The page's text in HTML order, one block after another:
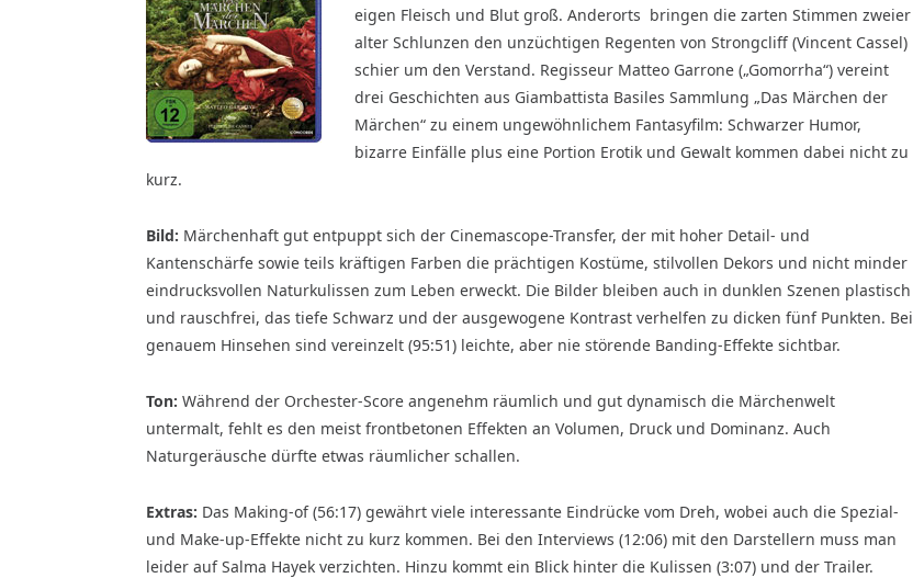
eigen Fleisch und Blut groß. Anderorts bringen die zarten Stimmen zweier
alter Schlunzen den unzüchtigen Regenten von Strongcliff (Vincent Cassel)
schier um den Verstand. Regisseur Matteo Garrone („Gomorrha“) vereint
drei Geschichten aus Giambattista Basiles Sammlung „Das Märchen der
Märchen“ zu einem ungewöhnlichem Fantasyfilm: Schwarzer Humor,
bizarre Einfälle plus eine Portion Erotik und Gewalt kommen dabei nicht zu
kurz.
Bild: Märchenhaft gut entpuppt sich der Cinemascope-Transfer, der mit hoher Detail- und
Kantenschärfe sowie teils kräftigen Farben die prächtigen Kostüme, stilvollen Dekors und nicht minder
eindrucksvollen Naturkulissen zum Leben erweckt. Die Bilder bleiben auch in dunklen Szenen plastisch
und rauschfrei, das tiefe Schwarz und der ausgewogene Kontrast verhelfen zu dicken fünf Punkten. Bei
genauem Hinsehen sind vereinzelt (95:51) leichte, aber nie störende Banding-Effekte sichtbar.
Ton: Während der Orchester-Score angenehm räumlich und gut dynamisch die Märchenwelt
untermalt, fehlt es den meist frontbetonen Effekten an Volumen, Druck und Dominanz. Auch
Naturgeräusche dürfte etwas räumlicher schallen.
Extras: Das Making-of (56:17) gewährt viele interessante Eindrücke vom Dreh, wobei auch die Spezial-
und Make-up-Effekte nicht zu kurz kommen. Bei den Interviews (12:06) mit den Darstellern muss man
leider auf Salma Hayek verzichten. Hinzu kommt ein Blick hinter die Kulissen (3:07) und der Trailer.